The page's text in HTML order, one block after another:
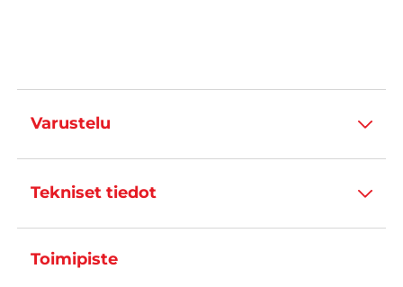
Varustelu
Tekniset tiedot
Toimipiste